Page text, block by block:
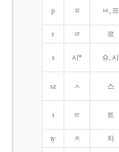
p ㅍ ㅂ, 프
r ㄹ 르
s 시* 슈, 시
sz ㅅ 스
t ㅌ 트
ty ㅊ 치